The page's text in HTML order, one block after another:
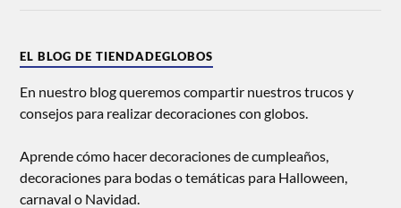
EL BLOG DE TIENDADEGLOBOS
En nuestro blog queremos compartir nuestros trucos y
consejos para realizar decoraciones con globos.
Aprende cómo hacer decoraciones de cumpleaños,
decoraciones para bodas o temáticas para Halloween,
carnaval o Navidad.